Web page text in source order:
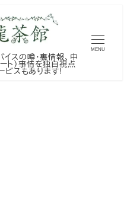
スの噂・裏情報、中
ト）事情を独自視点
ビスもあります!
MENU